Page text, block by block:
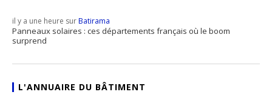
il y a une heure surBatirama
Panneaux solaires : ces départements français où le boom
surprend
L'ANNUAIRE DU BÂTIMENT